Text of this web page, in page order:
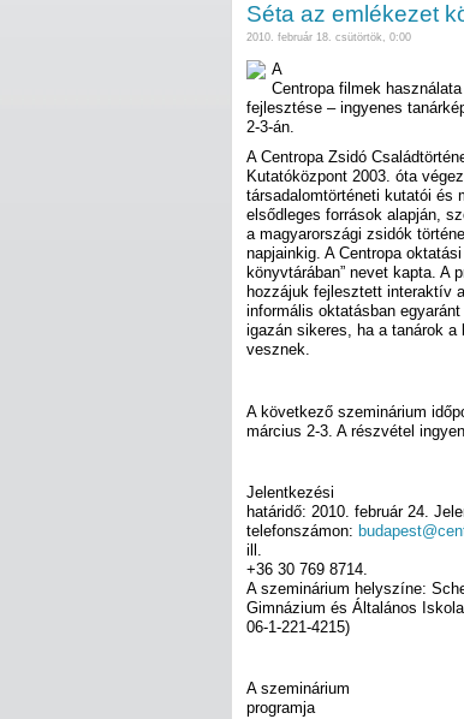
Séta az emlékezet
2010. február 18. csütörtök, 0:00
A
Centropa filmek
fejlesztése – ingyenes
2-3-án.
A Centropa Zsidó
Kutatóközpont 2003. óta
társadalomtörténeti kutatói és
elsődleges források alapján,
a magyarországi zsidók
napjainkig. A Centropa
könyvtárában” nevet kapta. A
hozzájuk fejlesztett interaktív
informális oktatásban
igazán sikeres, ha a tanárok
vesznek.
A következő szeminárium
március 2-3. A részvétel
Jelentkezési
határidő: 2010. február 24.
telefonszámon:
ill.
+36 30 769 8714.
A szeminárium helyszíne:
Gimnázium és Általános
06-1-221-4215)
A szeminárium
programja